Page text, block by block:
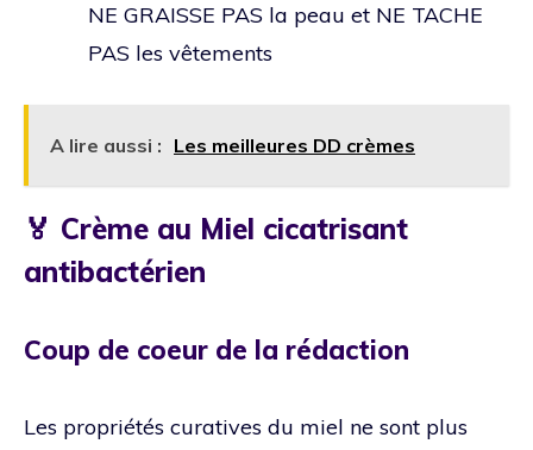
NE GRAISSE PAS la peau et NE TACHE
PAS les vêtements
A lire aussi : Les meilleures DD crèmes
🏅 Crème au Miel cicatrisant
antibactérien
Coup de coeur de la rédaction
Les propriétés curatives du miel ne sont plus